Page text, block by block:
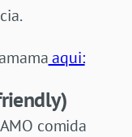
aqui:
comida